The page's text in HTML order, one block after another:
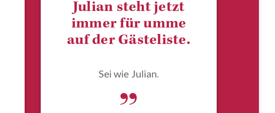
Julian steht jetzt
immer für umme
auf der Gästeliste.
Sei wie Julian.
„